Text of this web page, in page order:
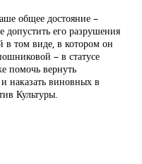
общее достояние –
его разрушения
в том виде, в котором он
– в статусе
помочь вернуть
наказать виновных в
Культуры.